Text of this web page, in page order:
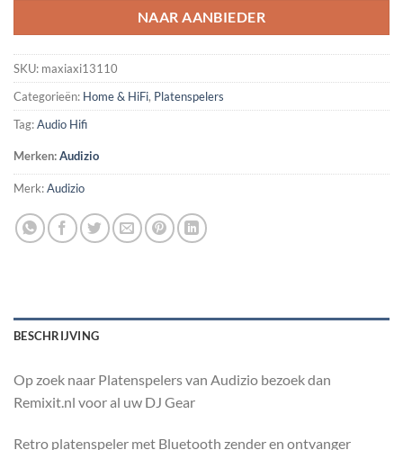
NAAR AANBIEDER
SKU: maxiaxi13110
Categorieën: Home & HiFi, Platenspelers
Tag:Audio Hifi
Merken:Audizio
Merk:Audizio
BESCHRIJVING
Op zoek naar Platenspelers van Audizio bezoek dan
Remixit.nl voor al uw DJ Gear
Retro platenspeler met Bluetooth zender en ontvanger